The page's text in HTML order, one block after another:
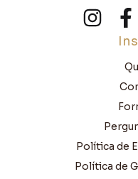
Política de
Política de